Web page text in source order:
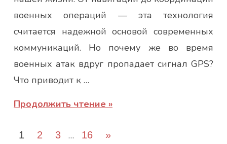
военных операций — эта технология
считается надежной основой современных
коммуникаций. Но почему же во время
военных атак вдруг пропадает сигнал GPS?
Что приводит к …
Продолжить чтение
Пагинация
1 2 3 … 16
Следующие
»